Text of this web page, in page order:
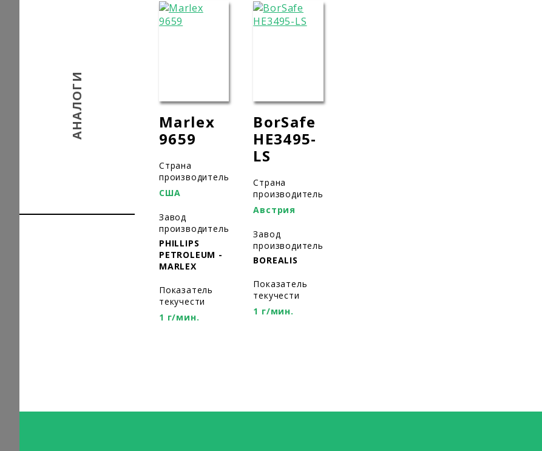
АНАЛОГИ
Marlex
9659
Страна
производитель
США
Завод
производитель
PHILLIPS
PETROLEUM -
MARLEX
Показатель
текучести
1 г/мин.
BorSafe
HE3495-
LS
Страна
производитель
Австрия
Завод
производитель
BOREALIS
Показатель
текучести
1 г/мин.